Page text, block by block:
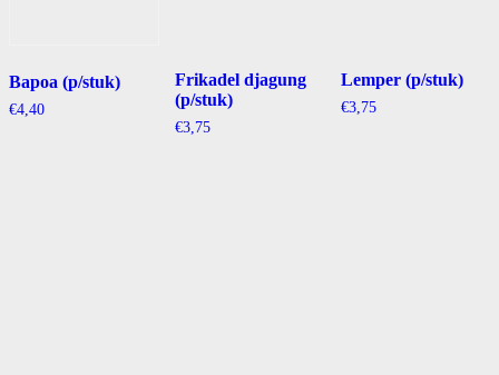
Bapoa (p/stuk)
€4,40
Frikadel djagung
(p/stuk)
€3,75
Lemper (p/stuk)
€3,75